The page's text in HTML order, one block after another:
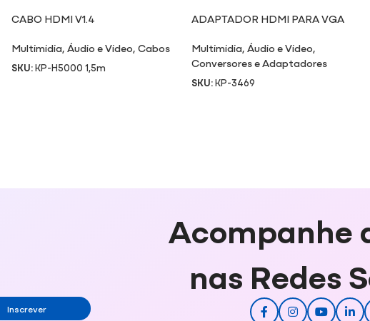
CABO HDMI V1.4
Multimidia,Áudio e Video,Cabos
SKU:KP-H5000 1,5m
ADAPTADOR HDMI PARA VGA
Multimidia, Áudio e Video,
Conversores e Adaptadores
SKU:KP-3469
Inscrever
Acompanhe
nas Redes